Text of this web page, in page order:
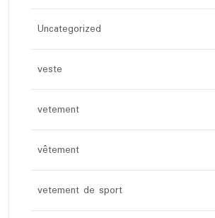
Uncategorized
veste
vetement
vêtement
vetement de sport